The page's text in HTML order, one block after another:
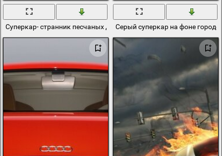
Суперкар- странник песчаных дюнСерый суперкар на фоне